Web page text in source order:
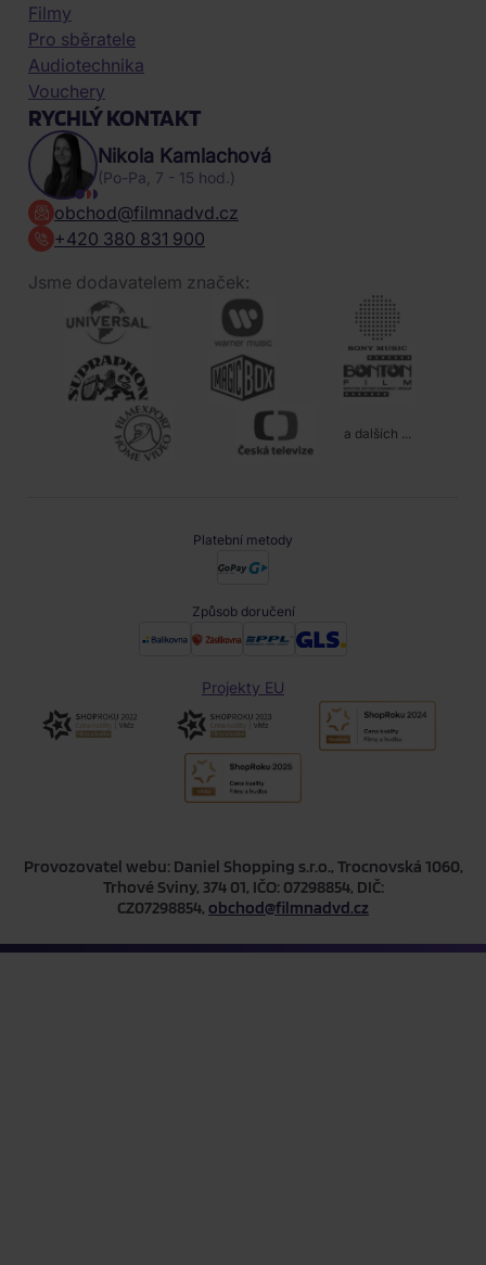
Filmy
Pro sběratele
Audiotechnika
Vouchery
RYCHLÝ KONTAKT
Nikola Kamlachová
(Po-Pa, 7 - 15 hod.)
obchod@filmnadvd.cz
+420 380 831 900
Jsme dodavatelem značek:
a dalších ...
Platební metody
Způsob doručení
Projekty EU
Provozovatel webu: Daniel Shopping s.r.o., Trocnovská 1060,
Trhové Sviny, 374 01, IČO: 07298854, DIČ:
CZ07298854, obchod@filmnadvd.cz